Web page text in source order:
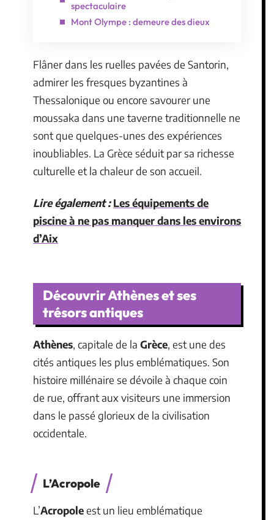
spectaculaire
Mont Olympe : demeure des dieux
Flâner dans les ruelles pavées de Santorin,
admirer les fresques byzantines à
Thessalonique ou encore savourer une
moussaka dans une taverne traditionnelle ne
sont que quelques-unes des expériences
inoubliables. La Grèce séduit par sa richesse
culturelle et la chaleur de son accueil.
Lire également : Les équipements de
piscine à ne pas manquer dans les environs
d’Aix
Découvrir Athènes et ses
trésors antiques
Athènes, capitale de la Grèce, est une des
cités antiques les plus emblématiques. Son
histoire millénaire se dévoile à chaque coin
de rue, offrant aux visiteurs une immersion
dans le passé glorieux de la civilisation
occidentale.
L’Acropole
L’Acropoleest un lieu emblématique